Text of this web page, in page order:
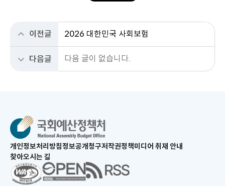
이전글 2026 대한민국 사회보험
다음글 다음 글이 없습니다.
개인정보처리방침새
으
로
정보공개청구저작권정책미디어 취재 안내
찾아오시는 길
새
창